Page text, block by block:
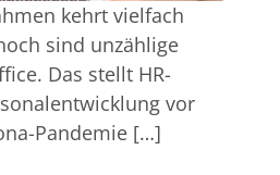
kehrt vielfach
sind unzählige
Das stellt HR-
vor
Pandemie […]